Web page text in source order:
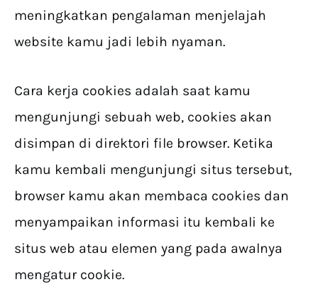
meningkatkan pengalaman menjelajah
website kamu jadi lebih nyaman.
Cara kerja cookies adalah saat kamu
mengunjungi sebuah web, cookies akan
disimpan di direktori file browser. Ketika
kamu kembali mengunjungi situs tersebut,
browser kamu akan membaca cookies dan
menyampaikan informasi itu kembali ke
situs web atau elemen yang pada awalnya
mengatur cookie.